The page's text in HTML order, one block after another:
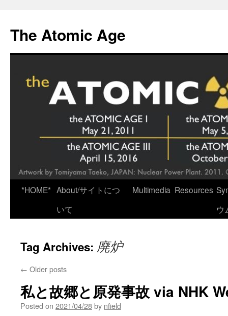
content
The Atomic Age
*HOME* About/サイトにつ
いて
Multimedia Resources
ウ
Tag Archives: 廃炉
← Older posts
私と故郷と原発事故 via NHK
Posted on 2021/04/28by nfield